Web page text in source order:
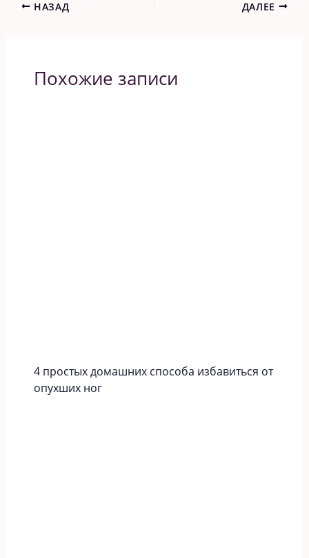
НАЗАД ДАЛЕЕ
Похожие записи
4 простых домашних способа избавиться от
опухших ног